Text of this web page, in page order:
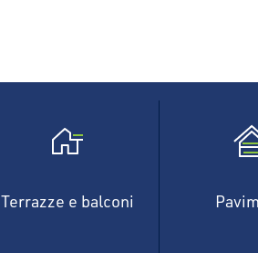
Terrazze e balconi